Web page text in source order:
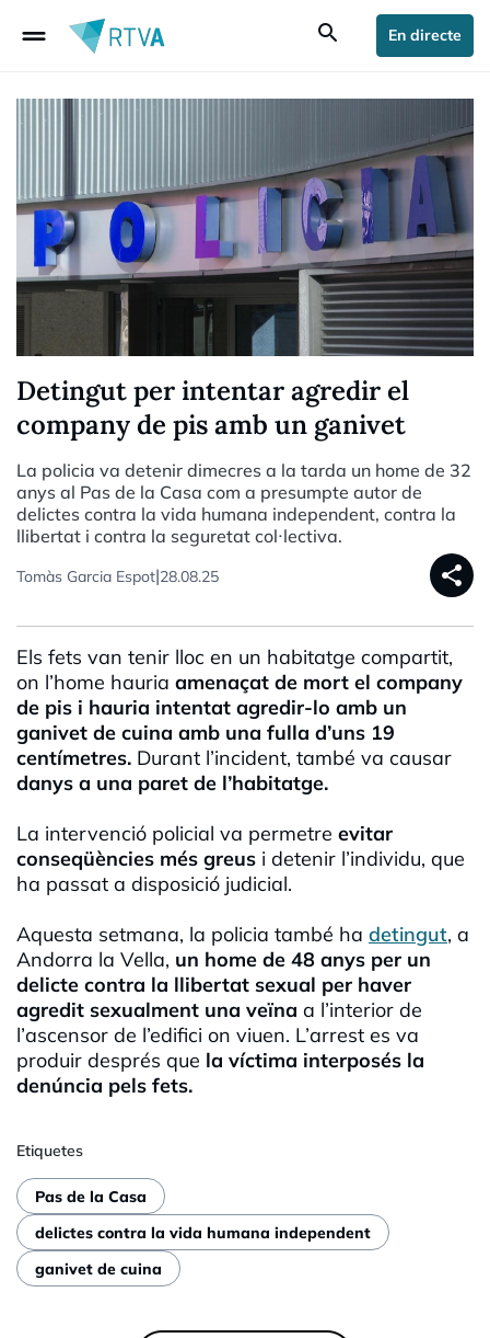
drag_handle search En directe
Detingut per intentar agredir el
company de pis amb un ganivet
La policia va detenir dimecres a la tarda un home de 32
anys al Pas de la Casa com a presumpte autor de
delictes contra la vida humana independent, contra la
llibertat i contra la seguretat col·lectiva.
Tomàs Garcia Espot|28.08.25 share
Els fets van tenir lloc en un habitatge compartit,
on l’home hauria amenaçat de mort el company
de pis i hauria intentat agredir-lo amb un
ganivet de cuina amb una fulla d’uns 19
centímetres. Durant l’incident, també va causar
danys a una paret de l’habitatge.
La intervenció policial va permetre evitar
conseqüències més greus i detenir l’individu, que
ha passat a disposició judicial.
Aquesta setmana, la policia també ha detingut, a
Andorra la Vella, un home de 48 anys per un
delicte contra la llibertat sexual per haver
agredit sexualment una veïna a l’interior de
l’ascensor de l’edifici on viuen. L’arrest es va
produir després que la víctima interposés la
denúncia pels fets.
Etiquetes
Pas de la Casa
delictes contra la vida humana independent
ganivet de cuina